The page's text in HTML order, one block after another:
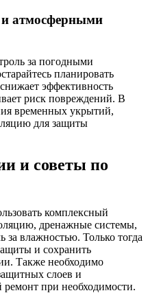
атмосферными
за погодными
планировать
эффективность
риск повреждений. В
временных укрытий,
для защиты
и советы по
комплексный
дренажные системы,
за влажностью. Только тогда
и сохранить
Также необходимо
слоев и
при необходимости.